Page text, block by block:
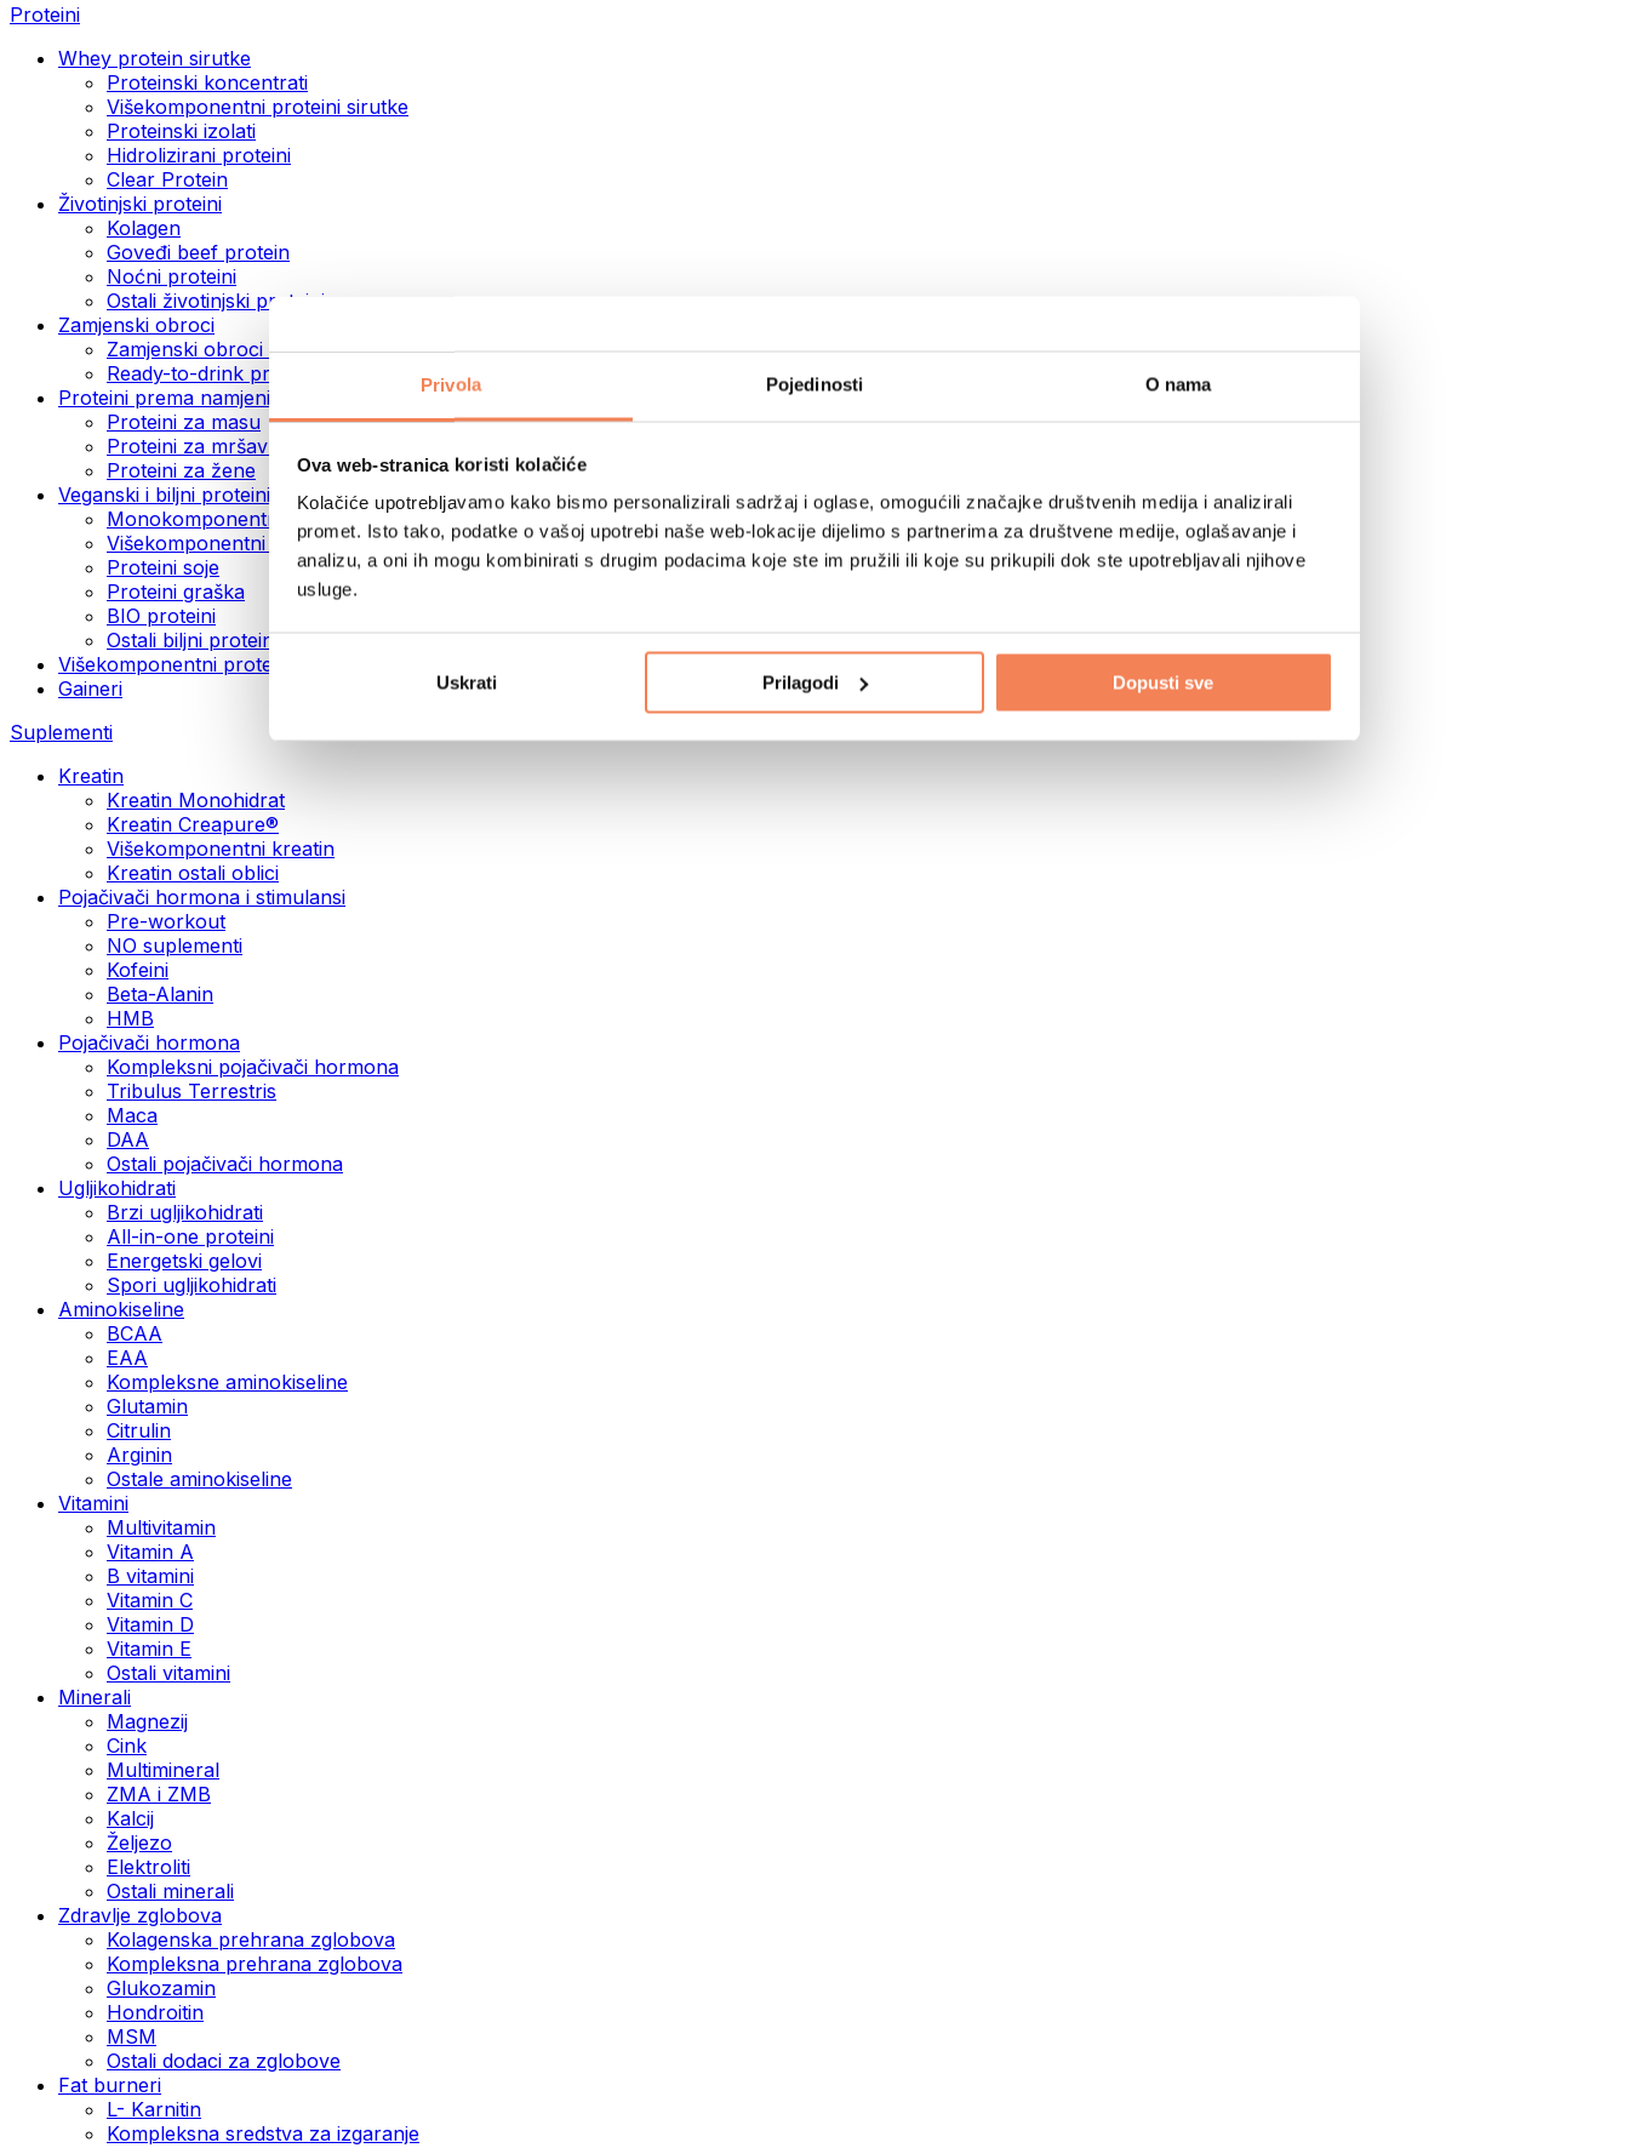
Privola Pojedinosti O nama
Ova web-stranica koristi kolačiće
Kolačiće upotrebljavamo kako bismo personalizirali sadržaj i oglase, omogućili značajke društvenih medija i analizirali
promet. Isto tako, podatke o vašoj upotrebi naše web-lokacije dijelimo s partnerima za društvene medije, oglašavanje i
analizu, a oni ih mogu kombinirati s drugim podacima koje ste im pružili ili koje su prikupili dok ste upotrebljavali njihove
usluge.
Uskrati Prilagodi Dopusti sve
Proteini
Whey protein sirutke
Proteinski koncentrati
Višekomponentni proteini sirutke
Proteinski izolati
Hidrolizirani proteini
Clear Protein
Životinjski proteini
Kolagen
Goveđi beef protein
Noćni proteini
Ostali životinjski proteini
Zamjenski obroci
Zamjenski obroci u prahu
Ready-to-drink proteinski napitci
Proteini prema namjeni
Proteini za masu
Proteini za mršavljenje
Proteini za žene
Veganski i biljni proteini
Monokomponentni veganski proteini
Višekomponentni veganski proteini
Proteini soje
Proteini graška
BIO proteini
Ostali biljni proteini
Višekomponentni protein
Gaineri
Suplementi
Kreatin
Kreatin Monohidrat
Kreatin Creapure®
Višekomponentni kreatin
Kreatin ostali oblici
Pojačivači hormona i stimulansi
Pre-workout
NO suplementi
Kofeini
Beta-Alanin
HMB
Pojačivači hormona
Kompleksni pojačivači hormona
Tribulus Terrestris
Maca
DAA
Ostali pojačivači hormona
Ugljikohidrati
Brzi ugljikohidrati
All-in-one proteini
Energetski gelovi
Spori ugljikohidrati
Aminokiseline
BCAA
EAA
Kompleksne aminokiseline
Glutamin
Citrulin
Arginin
Ostale aminokiseline
Vitamini
Multivitamin
Vitamin A
B vitamini
Vitamin C
Vitamin D
Vitamin E
Ostali vitamini
Minerali
Magnezij
Cink
Multimineral
ZMA i ZMB
Kalcij
Željezo
Elektroliti
Ostali minerali
Zdravlje zglobova
Kolagenska prehrana zglobova
Kompleksna prehrana zglobova
Glukozamin
Hondroitin
MSM
Ostali dodaci za zglobove
Fat burneri
L- Karnitin
Kompleksna sredstva za izgaranje